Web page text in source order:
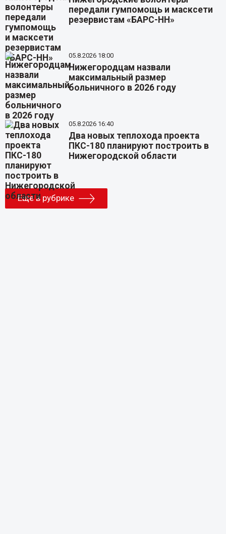
передали гумпомощь и масксети
резервистам «БАРС-НН»
05.8.2026 18:00
Нижегородцам назвали
максимальный размер
больничного в 2026 году
05.8.2026 16:40
Два новых теплохода проекта
ПКС-180 планируют построить в
Нижегородской области
Еще в рубрике